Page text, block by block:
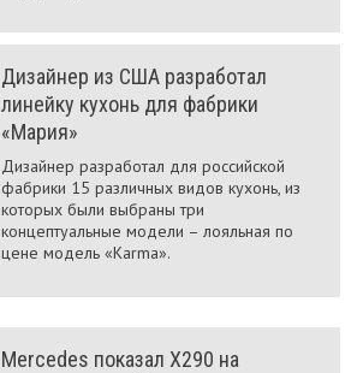
Дизайнер из США разработал
линейку кухонь для фабрики
«Мария»
Дизайнер разработал для российской
фабрики 15 различных видов кухонь, из
которых были выбраны три
концептуальные модели – лояльная по
цене модель «Karmа».
Mercedes показал X290 на